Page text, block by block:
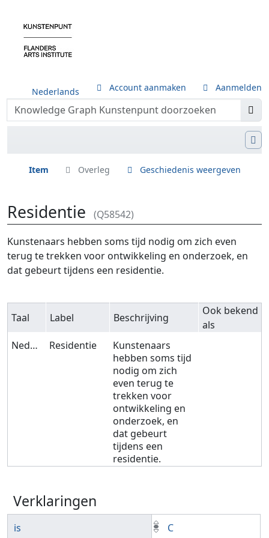
Nederlands Account aanmaken Aanmelden
Item Overleg Geschiedenis weergeven
Residentie (Q58542)
Ga naar:navigatie,zoeken
Kunstenaars hebben soms tijd nodig om zich even
terug te trekken voor ontwikkeling en onderzoek, en
dat gebeurt tijdens een residentie.
Taal Label Beschrijving
Ook bekend
als
Nederlands
Residentie
Kunstenaars
hebben soms tijd
nodig om zich
even terug te
trekken voor
ontwikkeling en
onderzoek, en
dat gebeurt
tijdens een
residentie.
Verklaringen
is
C